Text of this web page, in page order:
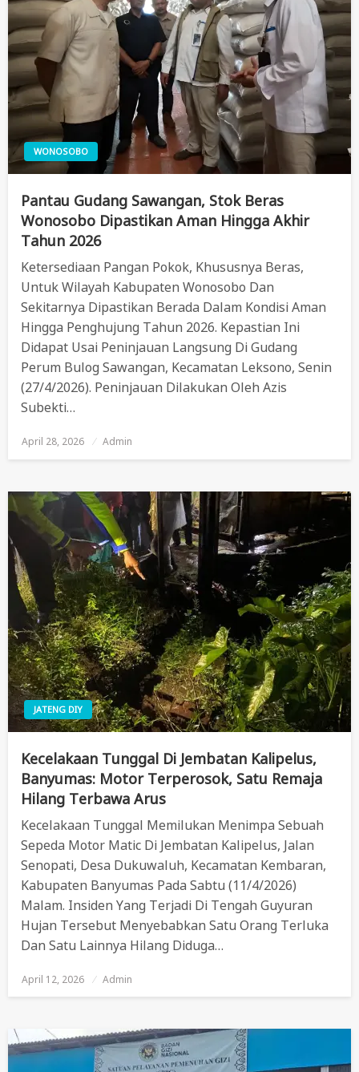
WONOSOBO
Pantau Gudang Sawangan, Stok Beras
Wonosobo Dipastikan Aman Hingga Akhir
Tahun 2026
Ketersediaan Pangan Pokok, Khususnya Beras,
Untuk Wilayah Kabupaten Wonosobo Dan
Sekitarnya Dipastikan Berada Dalam Kondisi Aman
Hingga Penghujung Tahun 2026. Kepastian Ini
Didapat Usai Peninjauan Langsung Di Gudang
Perum Bulog Sawangan, Kecamatan Leksono, Senin
(27/4/2026). Peninjauan Dilakukan Oleh Azis
Subekti…
Posted
On
April 28, 2026 Admin
JATENG DIY
Kecelakaan Tunggal Di Jembatan Kalipelus,
Banyumas: Motor Terperosok, Satu Remaja
Hilang Terbawa Arus
Kecelakaan Tunggal Memilukan Menimpa Sebuah
Sepeda Motor Matic Di Jembatan Kalipelus, Jalan
Senopati, Desa Dukuwaluh, Kecamatan Kembaran,
Kabupaten Banyumas Pada Sabtu (11/4/2026)
Malam. Insiden Yang Terjadi Di Tengah Guyuran
Hujan Tersebut Menyebabkan Satu Orang Terluka
Dan Satu Lainnya Hilang Diduga…
Posted
On
April 12, 2026 Admin